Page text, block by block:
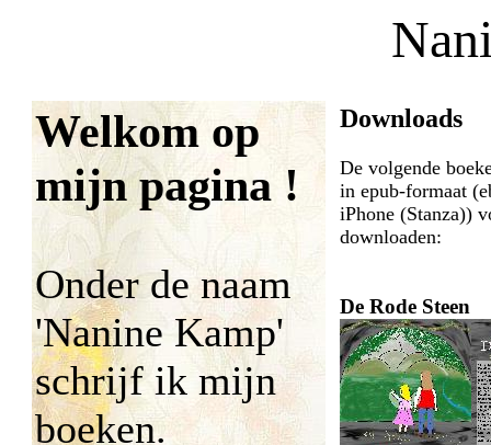
Welkom op
mijn pagina !
Onder de naam
'Nanine Kamp'
schrijf ik mijn
boeken.
Downloads
De volgende
in epub-formaat
iPhone (Stanza))
downloaden:
De Rode Steen